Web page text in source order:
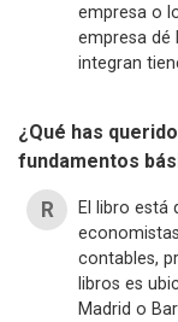
empresa o
empresa dé
integran
¿Qué has
fundamentos
El libro está
contables,
libros es
Madrid o